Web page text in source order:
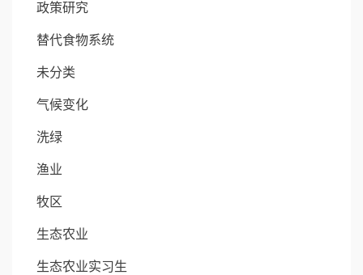
政策研究
替代食物系统
未分类
气候变化
洗绿
渔业
牧区
生态农业
生态农业实习生